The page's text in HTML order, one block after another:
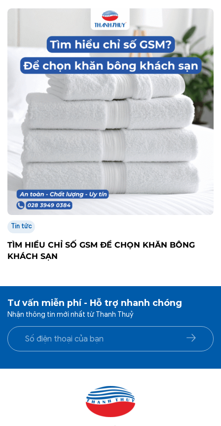
Tin tức
TÌM HIỂU CHỈ SỐ GSM ĐỂ CHỌN KHĂN BÔNG
KHÁCH SẠN
Tư vấn miễn phí - Hỗ trợ nhanh chóng
Nhận thông tin mới nhất từ Thanh Thuỷ